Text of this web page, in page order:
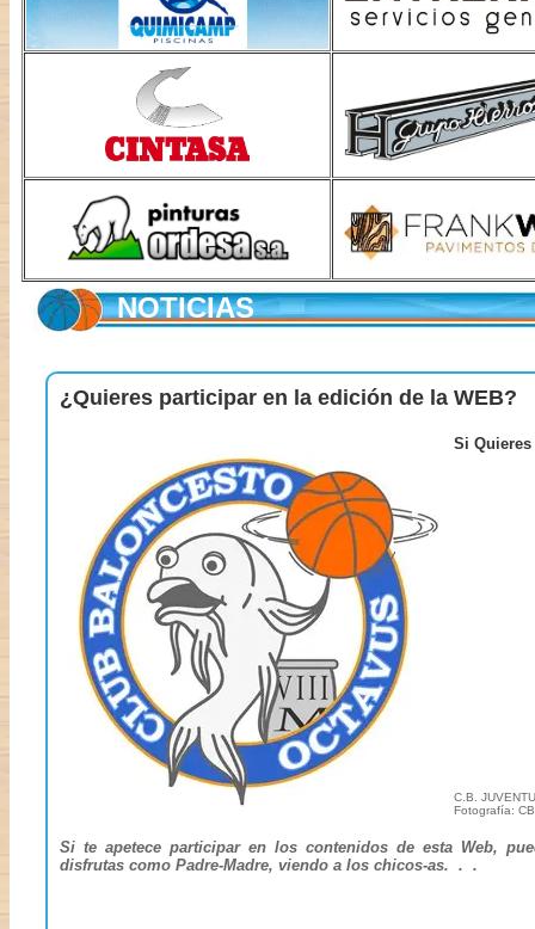
NOTICIAS
¿Quieres participar en la edición de la WEB?
Si
C.B.
Fotografía:
Si te apetece participar en los contenidos de esta Web,
disfrutas como Padre-Madre, viendo a los chicos-as. . .